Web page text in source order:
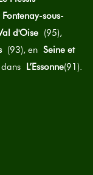
Fontenay-sous-
d'Oise (95),
(93), en Seine et
L’Essonne(91).